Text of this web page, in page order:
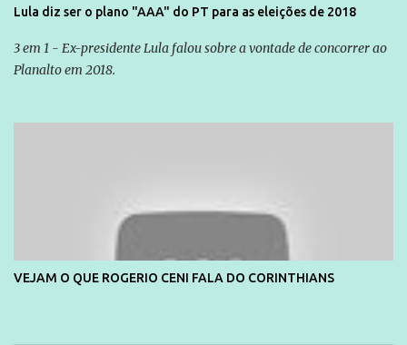
Lula diz ser o plano "AAA" do PT para as eleições de 2018
3 em 1 - Ex-presidente Lula falou sobre a vontade de concorrer ao
Planalto em 2018.
VEJAM O QUE ROGERIO CENI FALA DO CORINTHIANS